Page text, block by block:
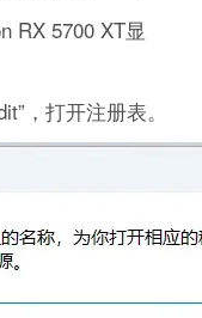
RX 5700 XT显
，打开注册表。